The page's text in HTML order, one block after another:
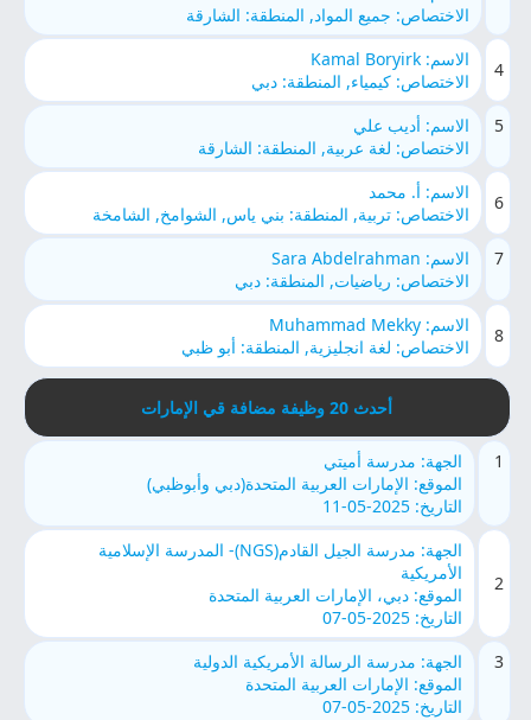
الاختصاص: جميع المواد, المنطقة: الشارقة
4
الاسم: Kamal Boryirk
الاختصاص: كيمياء, المنطقة: دبي
5
الاسم: أديب علي
الاختصاص: لغة عربية, المنطقة: الشارقة
6
الاسم: أ. محمد
الاختصاص: تربية, المنطقة: بني ياس, الشوامخ, الشامخة
7
الاسم: Sara Abdelrahman
الاختصاص: رياضيات, المنطقة: دبي
8
الاسم: Muhammad Mekky
الاختصاص: لغة انجليزية, المنطقة: أبو ظبي
أحدث 20 وظيفة مضافة قي الإمارات
1
الجهة: مدرسة أميتي
الموقع: الإمارات العربية المتحدة(دبي وأبوظبي)
التاريخ: 2025-05-11
2
الجهة: مدرسة الجيل القادم(NGS)- المدرسة الإسلامية
الأمريكية
الموقع: دبي، الإمارات العربية المتحدة
التاريخ: 2025-05-07
3
الجهة: مدرسة الرسالة الأمريكية الدولية
الموقع: الإمارات العربية المتحدة
التاريخ: 2025-05-07